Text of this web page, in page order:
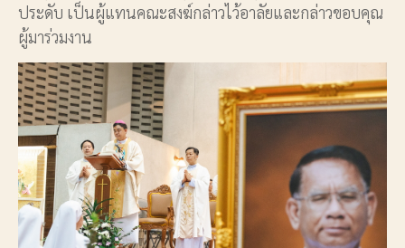
ประดับ เป็นผู้แทนคณะสงฆ์กล่าวไว้อาลัยและกล่าวขอบคุณ
ผู้มาร่วมงาน